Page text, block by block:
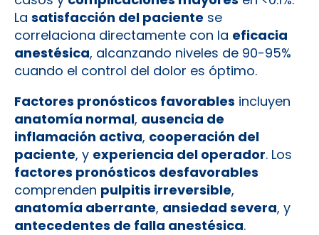
La satisfacción del paciente se
correlaciona directamente con la eficacia
anestésica, alcanzando niveles de 90-95%
cuando el control del dolor es óptimo.
Factores pronósticos favorables incluyen
anatomía normal, ausencia de
inflamación activa, cooperación del
paciente, y experiencia del operador. Los
factores pronósticos desfavorables
comprenden pulpitis irreversible,
anatomía aberrante, ansiedad severa, y
antecedentes de falla anestésica.